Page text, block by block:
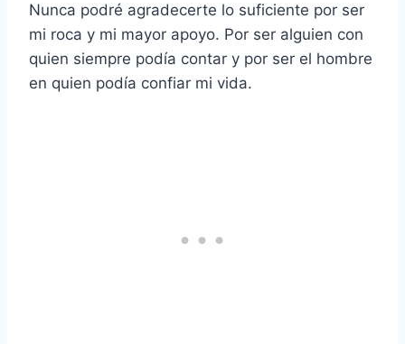
Nunca podré agradecerte lo suficiente por ser
mi roca y mi mayor apoyo. Por ser alguien con
quien siempre podía contar y por ser el hombre
en quien podía confiar mi vida.